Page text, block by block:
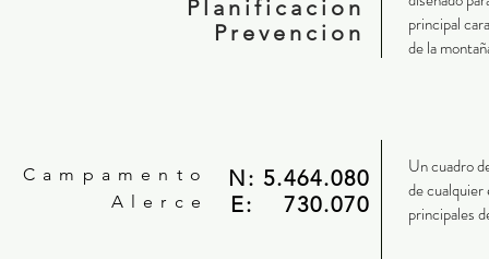
Planificacion
Prevencion
principal
de la
Campamento
Alerce
N: 5.464.080
E: 730.070
Un cuadro
de cualquier
principales